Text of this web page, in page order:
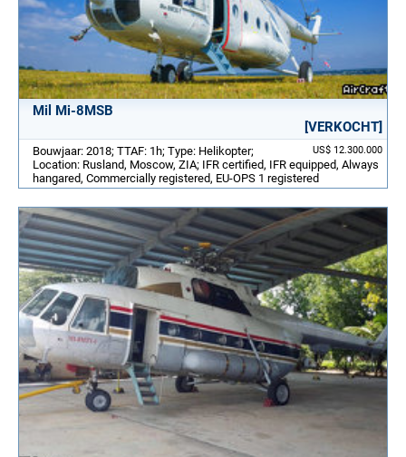
Mil Mi-8MSB
[VERKOCHT]
US$ 12.300.000
Bouwjaar: 2018; TTAF: 1h; Type: Helikopter;
Location: Rusland, Moscow, ZIA; IFR certified, IFR equipped, Always
hangared, Commercially registered, EU-OPS 1 registered